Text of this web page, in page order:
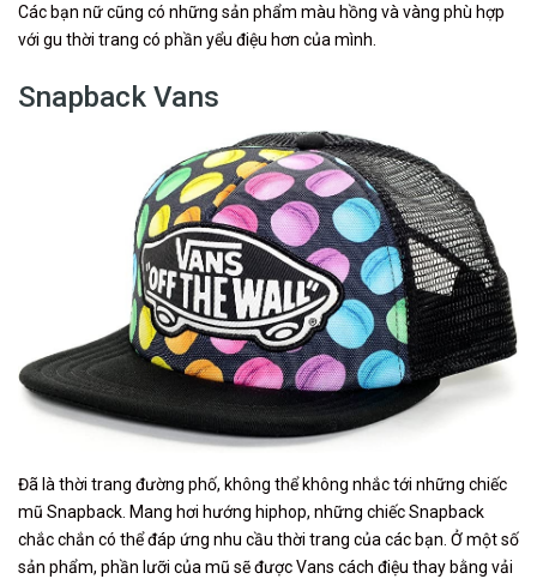
Các bạn nữ cũng có những sản phẩm màu hồng và vàng phù hợp
với gu thời trang có phần yểu điệu hơn của mình.
Snapback Vans
Đã là thời trang đường phố, không thể không nhắc tới những chiếc
mũ Snapback. Mang hơi hướng hiphop, những chiếc Snapback
chắc chắn có thể đáp ứng nhu cầu thời trang của các bạn. Ở một số
sản phẩm, phần lưỡi của mũ sẽ được Vans cách điệu thay bằng vải